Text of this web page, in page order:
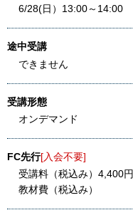
6/28(日）13:00～14:00
途中受講
できません
受講形態
オンデマンド
FC先行[入会不要]
受講料（税込み）4,400円
教材費（税込み）